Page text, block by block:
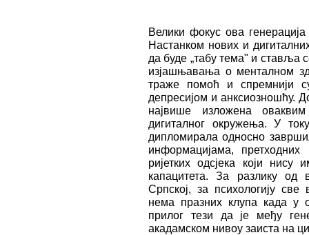
Велики фокус ова
Настанком нових и
да буде „табу тема" и ставља
изјашњавања о менталном
траже помоћ и спремнији
депресијом и анксиозношћу.
највише изложена
дигиталног окружења. У
дипломирала односно
информацијама, претходних
ријетких одсјека који
капацитета. За разлику од
Српској, за психологију
нема празних клупа када у
прилог тези да је међу
акадамском нивоу заиста на